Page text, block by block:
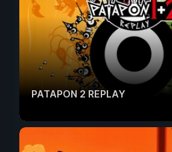
PATAPON 2 REPLAY